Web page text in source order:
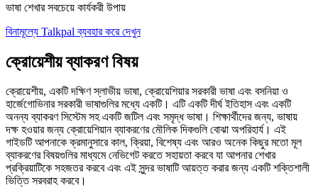
ভাষা শেখার সবচেয়ে কার্যকরী উপায়
বিনামূল্যে Talkpal ব্যবহার করে দেখুন
ক্রোয়েশীয় ব্যাকরণ বিষয়
ক্রোয়েশীয়, একটি দক্ষিণ স্লাভীয় ভাষা, ক্রোয়েশিয়ার সরকারী ভাষা এবং বসনিয়া ও
হার্জেগোভিনার সরকারী ভাষাগুলির মধ্যে একটি। এটি একটি দীর্ঘ ইতিহাস এবং একটি
অনন্য ব্যাকরণ সিস্টেম সহ একটি জটিল এবং সমৃদ্ধ ভাষা। শিক্ষার্থীদের জন্য, ভাষায়
দক্ষ হওয়ার জন্য ক্রোয়েশিয়ান ব্যাকরণের মৌলিক দিকগুলি বোঝা অপরিহার্য। এই
গাইডটি আপনাকে ক্রমানুসারে কাল, ক্রিয়া, বিশেষ্য এবং আরও অনেক কিছুর মতো মূল
ব্যাকরণের বিষয়গুলির মাধ্যমে নেভিগেট করতে সহায়তা করবে যা আপনার শেখার
প্রক্রিয়াটিকে সহজতর করবে এবং এই সুন্দর ভাষাটি আয়ত্ত করার জন্য একটি শক্তিশালী
ভিত্তি সরবরাহ করবে।